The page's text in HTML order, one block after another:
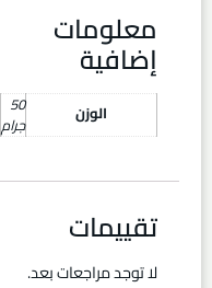
معلومات
إضافية
الوزن 50
جرام
تقييمات
لا توجد مراجعات بعد.